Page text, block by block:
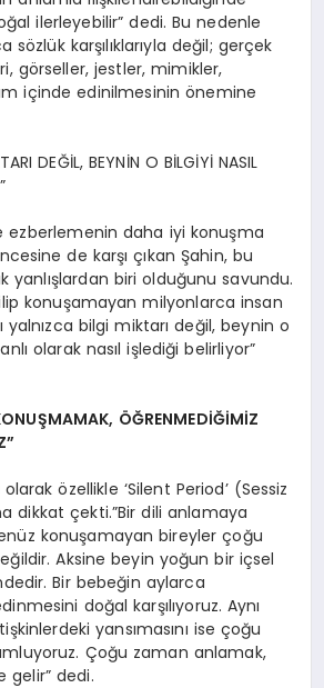
ilerleyebilir” dedi. Bu nedenle
sözlük karşılıklarıyla değil; gerçek
görseller, jestler, mimikler,
içinde edinilmesinin önemine
DEĞİL, BEYNİN O BİLGİYİ NASIL
ezberlemenin daha iyi konuşma
de karşı çıkan Şahin, bu
yanlışlardan biri olduğunu savundu.
konuşamayan milyonlarca insan
yalnızca bilgi miktarı değil, beynin o
olarak nasıl işlediği belirliyor”
ÖĞRENMEDİĞİMİZ
özellikle ‘Silent Period’ (Sessiz
dikkat çekti.”Bir dili anlamaya
konuşamayan bireyler çoğu
Aksine beyin yoğun bir içsel
Bir bebeğin aylarca
doğal karşılıyoruz. Aynı
yansımasını ise çoğu
Çoğu zaman anlamak,
gelir” dedi.